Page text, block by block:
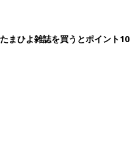
まひよ雑誌を買うとポイント10